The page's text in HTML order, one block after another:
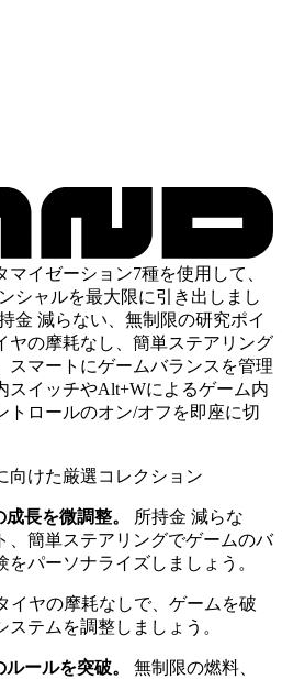
イゼーション7種を使用して、
シャルを最大限に引き出しまし
金 減らない、無制限の研究ポイ
ヤの摩耗なし、簡単ステアリング
スマートにゲームバランスを管理
スイッチやAlt+Wによるゲーム内
トロールのオン/オフを即座に切
向けた厳選コレクション
長を微調整。
所持金 減らな
、簡単ステアリングでゲームのバ
パーソナライズしましょう。
イヤの摩耗なしで、ゲームを破
テムを調整しましょう。
ールを突破。
無制限の燃料、